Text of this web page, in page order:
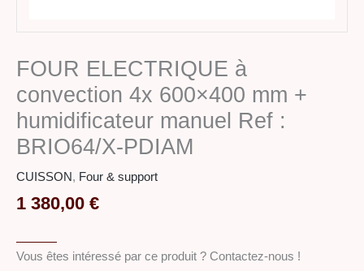
FOUR ELECTRIQUE à
convection 4x 600×400 mm +
humidificateur manuel Ref :
BRIO64/X-PDIAM
CUISSON, Four & support
1 380,00 €
Vous êtes intéressé par ce produit ? Contactez-nous !